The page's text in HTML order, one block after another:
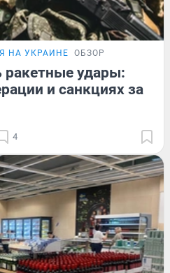
НА УКРАИНЕ ОБЗОР
удары:
и санкциях за
4